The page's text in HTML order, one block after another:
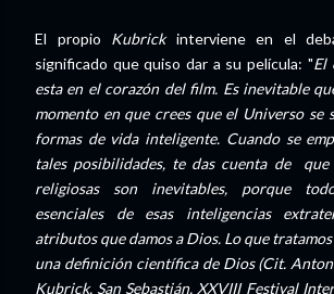
El propio Kubrickinterviene en el
significado que quiso dar a su película: "El
esta en el corazón del film. Es inevitable
momento en que crees que el Universo se
formas de vida inteligente. Cuando se
tales posibilidades, te das cuenta de que
religiosas son inevitables, porque
esenciales de esas inteligencias
atributos que damos a Dios. Lo que
una definición científica de Dios (Cit.
Kubrick, San Sebastián, XXVIII Festival